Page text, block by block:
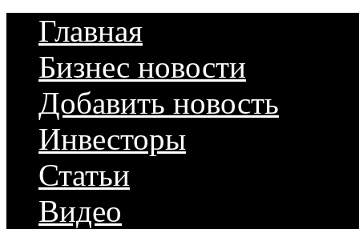
Главная
Бизнес новости
Добавить новость
Инвесторы
Статьи
Видео